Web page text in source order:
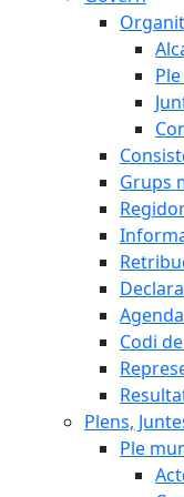
Grups
Codi
Plens,
Ple